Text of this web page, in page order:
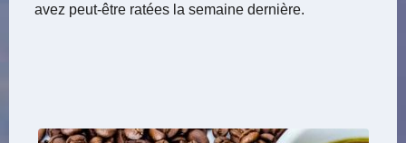
avez peut-être ratées la semaine dernière.